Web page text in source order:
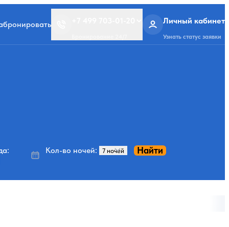
Личный кабинет
Узнать статус заявки
Кол-во ночей: Найти